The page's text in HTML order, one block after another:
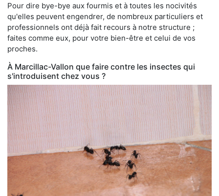
Pour dire bye-bye aux fourmis et à toutes les nocivités
qu'elles peuvent engendrer, de nombreux particuliers et
professionnels ont déjà fait recours à notre structure ;
faites comme eux, pour votre bien-être et celui de vos
proches.
À Marcillac-Vallon que faire contre les insectes qui
s'introduisent chez vous ?